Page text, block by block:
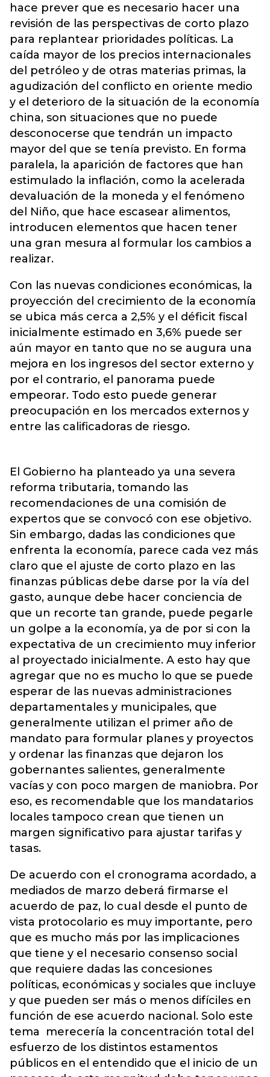
hace prever que es necesario hacer una
revisión de las perspectivas de corto plazo
para replantear prioridades políticas. La
caída mayor de los precios internacionales
del petróleo y de otras materias primas, la
agudización del conflicto en oriente medio
y el deterioro de la situación de la economía
china, son situaciones que no puede
desconocerse que tendrán un impacto
mayor del que se tenía previsto. En forma
paralela, la aparición de factores que han
estimulado la inflación, como la acelerada
devaluación de la moneda y el fenómeno
del Niño, que hace escasear alimentos,
introducen elementos que hacen tener
una gran mesura al formular los cambios a
realizar.
Con las nuevas condiciones económicas, la
proyección del crecimiento de la economía
se ubica más cerca a 2,5% y el déficit fiscal
inicialmente estimado en 3,6% puede ser
aún mayor en tanto que no se augura una
mejora en los ingresos del sector externo y
por el contrario, el panorama puede
empeorar. Todo esto puede generar
preocupación en los mercados externos y
entre las calificadoras de riesgo.
El Gobierno ha planteado ya una severa
reforma tributaria, tomando las
recomendaciones de una comisión de
expertos que se convocó con ese objetivo.
Sin embargo, dadas las condiciones que
enfrenta la economía, parece cada vez más
claro que el ajuste de corto plazo en las
finanzas públicas debe darse por la vía del
gasto, aunque debe hacer conciencia de
que un recorte tan grande, puede pegarle
un golpe a la economía, ya de por si con la
expectativa de un crecimiento muy inferior
al proyectado inicialmente. A esto hay que
agregar que no es mucho lo que se puede
esperar de las nuevas administraciones
departamentales y municipales, que
generalmente utilizan el primer año de
mandato para formular planes y proyectos
y ordenar las finanzas que dejaron los
gobernantes salientes, generalmente
vacías y con poco margen de maniobra. Por
eso, es recomendable que los mandatarios
locales tampoco crean que tienen un
margen significativo para ajustar tarifas y
tasas.
De acuerdo con el cronograma acordado, a
mediados de marzo deberá firmarse el
acuerdo de paz, lo cual desde el punto de
vista protocolario es muy importante, pero
que es mucho más por las implicaciones
que tiene y el necesario consenso social
que requiere dadas las concesiones
políticas, económicas y sociales que incluye
y que pueden ser más o menos difíciles en
función de ese acuerdo nacional. Solo este
tema merecería la concentración total del
esfuerzo de los distintos estamentos
públicos en el entendido que el inicio de un